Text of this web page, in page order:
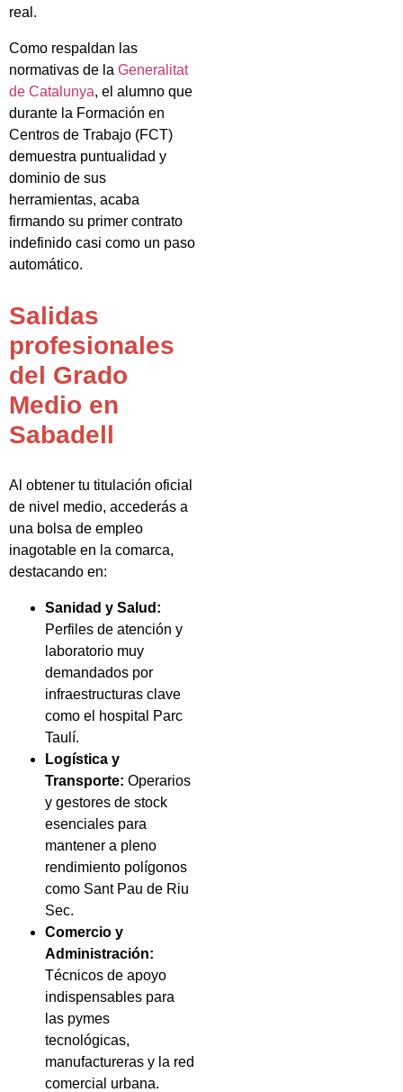
real.
Como respaldan las
normativas de la Generalitat
de Catalunya, el alumno que
durante la Formación en
Centros de Trabajo (FCT)
demuestra puntualidad y
dominio de sus
herramientas, acaba
firmando su primer contrato
indefinido casi como un paso
automático.
Salidas
profesionales
del Grado
Medio en
Sabadell
Al obtener tu titulación oficial
de nivel medio, accederás a
una bolsa de empleo
inagotable en la comarca,
destacando en:
Sanidad y Salud:
Perfiles de atención y
laboratorio muy
demandados por
infraestructuras clave
como el hospital Parc
Taulí.
Logística y
Transporte: Operarios
y gestores de stock
esenciales para
mantener a pleno
rendimiento polígonos
como Sant Pau de Riu
Sec.
Comercio y
Administración:
Técnicos de apoyo
indispensables para
las pymes
tecnológicas,
manufactureras y la red
comercial urbana.